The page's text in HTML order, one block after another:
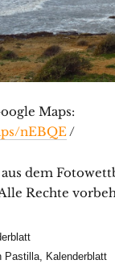
Maps:
nEBQE/
dem
Rechte
Pastilla, Kalenderblatt